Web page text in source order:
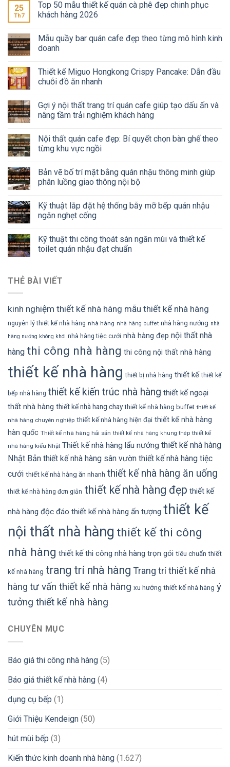
25
Th7
Top 50 mẫu thiết kế quán cà phê đẹp chinh phục
khách hàng 2026
Mẫu quầy bar quán cafe đẹp theo từng mô hình kinh
doanh
Thiết kế Miguo Hongkong Crispy Pancake: Dẫn đầu
chuỗi đồ ăn nhanh
Gợi ý nội thất trang trí quán cafe giúp tạo dấu ấn và
nâng tầm trải nghiệm khách hàng
Nội thất quán cafe đẹp: Bí quyết chọn bàn ghế theo
từng khu vực ngồi
Bản vẽ bố trí mặt bằng quán nhậu thông minh giúp
phân luồng giao thông nội bộ
Kỹ thuật lắp đặt hệ thống bẫy mỡ bếp quán nhậu
ngăn nghẹt cống
Kỹ thuật thi công thoát sàn ngăn mùi và thiết kế
toilet quán nhậu đạt chuẩn
THẺ BÀI VIẾT
kinh nghiệm thiết kế nhà hàng mẫu thiết kế nhà hàng
nguyên lý thiết kế nhà hàng nhà hàng nhà hàng buffet nhà hàng nướng nhà
hàng nướng không khói nhà hàng tiệc cưới nhà hàng đẹp nội thất nhà
hàng thi công nhà hàng thi công nội thất nhà hàng
thiết kế nhà hàng thiết bị nhà hàng thiết kế thiết kế
bếp nhà hàng thiết kế kiến trúc nhà hàng thiết kế ngoại
thất nhà hàng thiết kế nhà hang chay thiết kế nhà hàng buffet thiết kế
nhà hàng chuyên nghiệp thiết kế nhà hàng hiện đại thiết kế nhà hàng
hàn quốc Thiết kế nhà hàng hải sản thiết kế nhà hàng khung thép thiết kế
nhà hàng kiểu Nhật Thiết kế nhà hàng lẩu nướng thiết kế nhà hàng
Nhật Bản thiết kế nhà hàng sân vườn thiết kế nhà hàng tiệc
cưới thiết kế nhà hàng ăn nhanh thiết kế nhà hàng ăn uống
thiết kế nhà hàng đơn giản thiết kế nhà hàng đẹp thiết kế
nhà hàng độc đáo thiết kế nhà hàng ấn tượng thiết kế
nội thất nhà hàng thiết kế thi công
nhà hàng thiết kế thi công nhà hàng trọn gói tiêu chuẩn thiết
kế nhà hàng trang trí nhà hàng Trang trí thiết kế nhà
hàng tư vấn thiết kế nhà hàng xu hướng thiết kế nhà hàng ý
tưởng thiết kế nhà hàng
CHUYÊN MỤC
Báo giá thi công nhà hàng (5)
Báo giá thiết kế nhà hàng (4)
dụng cụ bếp (1)
Giới Thiệu Kendeign (50)
hút mùi bếp (3)
Kiến thức kinh doanh nhà hàng (1.627)